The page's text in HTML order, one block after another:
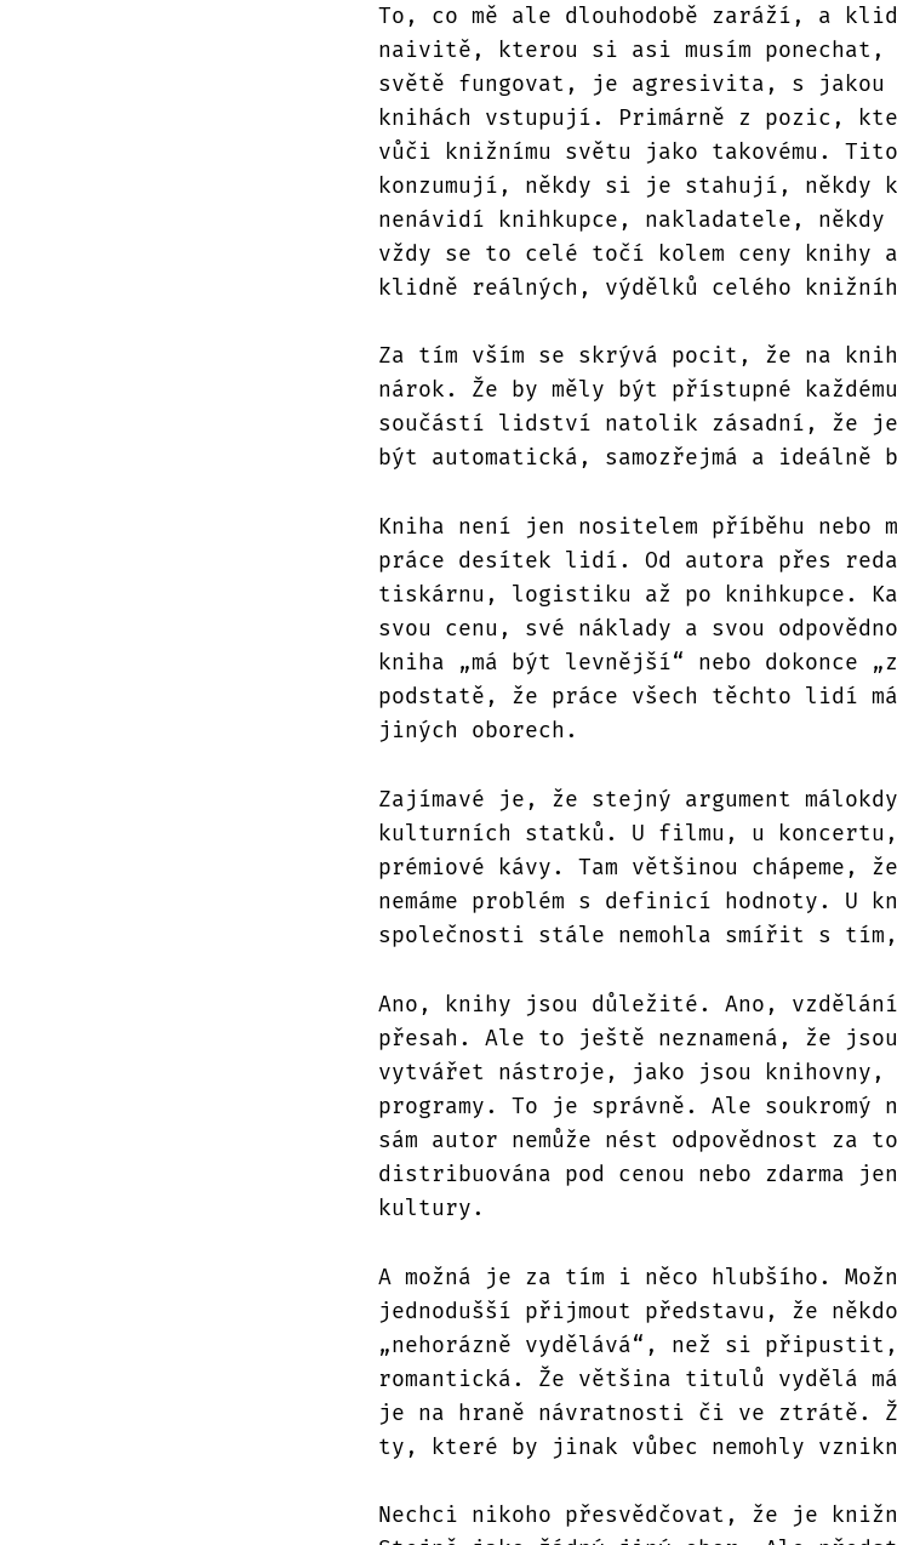
To, co mě ale dlouhodobě zaráží, a
naivitě, kterou si asi musím ponechat,
světě fungovat, je agresivita, s
knihách vstupují. Primárně z pozic,
vůči knižnímu světu jako takovému.
konzumují, někdy si je stahují, někdy
nenávidí knihkupce, nakladatele,
vždy se to celé točí kolem ceny knihy
klidně reálných, výdělků celého
Za tím vším se skrývá pocit, že na
nárok. Že by měly být přístupné
součástí lidství natolik zásadní, že
být automatická, samozřejmá a ideálně
Kniha není jen nositelem příběhu nebo
práce desítek lidí. Od autora přes
tiskárnu, logistiku až po knihkupce.
svou cenu, své náklady a svou
kniha „má být levnější“ nebo dokonce
podstatě, že práce všech těchto lidí
jiných oborech.
Zajímavé je, že stejný argument
kulturních statků. U filmu, u
prémiové kávy. Tam většinou
nemáme problém s definicí hodnoty. U
společnosti stále nemohla smířit s tím,
Ano, knihy jsou důležité. Ano,
přesah. Ale to ještě neznamená, že
vytvářet nástroje, jako jsou
programy. To je správně. Ale soukromý
sám autor nemůže nést odpovědnost za
distribuována pod cenou nebo zdarma
kultury.
A možná je za tím i něco hlubšího.
jednodušší přijmout představu, že
„nehorázně vydělává“, než si
romantická. Že většina titulů vydělá
je na hraně návratnosti či ve ztrátě.
ty, které by jinak vůbec nemohly
Nechci nikoho přesvědčovat, že je